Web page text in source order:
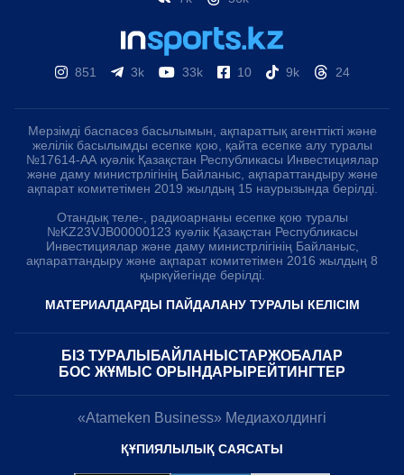
851 3k 33k 10 9k 24
Мерзімді баспасөз басылымын, ақпараттық агенттікті және
желілік басылымды есепке қою, қайта есепке алу туралы
№17614-АА куәлік Қазақстан Республикасы Инвестициялар
және даму министрлігінің Байланыс, ақпараттандыру және
ақпарат комитетімен 2019 жылдың 15 наурызында берілді.
Отандық теле-, радиоарнаны есепке қою туралы
№KZ23VJB00000123 куәлік Қазақстан Республикасы
Инвестициялар және даму министрлігінің Байланыс,
ақпараттандыру және ақпарат комитетімен 2016 жылдың 8
қыркүйегінде берілді.
МАТЕРИАЛДАРДЫ ПАЙДАЛАНУ ТУРАЛЫ КЕЛІСІМ
БІЗ ТУРАЛЫ БАЙЛАНЫСТАРЖОБАЛАР
БОС ЖҰМЫС ОРЫНДАРЫ РЕЙТИНГТЕР
«Atameken Business» Медиахолдингі
ҚҰПИЯЛЫЛЫҚ САЯСАТЫ